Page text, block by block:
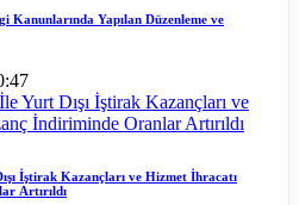
Kanunlarında Yapılan Düzenleme ve
İştirak Kazançları ve Hizmet İhracatı
Artırıldı